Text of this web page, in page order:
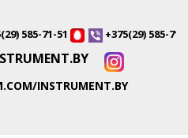
585-71-51 +375(29) 585-71-
INSTRUMENT.BY